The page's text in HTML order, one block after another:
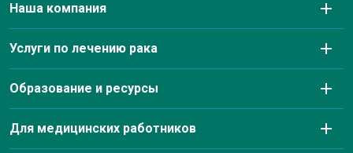
Наша компания
Заболевания, которые мы лечим
Наша команда лидеров
Услуги по лечению рака
Лабораторные услуги
Образование и ресурсы
Благотворительные мероприятия и аффилиации по
борьбе с раком
Для медицинских работников